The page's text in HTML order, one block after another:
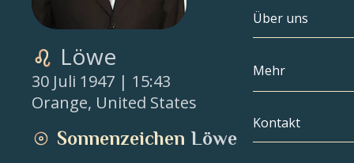
Widder
Stier
Krebs
Über uns
Mehr
Kompatibilität
Kontakt
Löwe
30 Juli 1947 | 15:43
Orange, United States
Sonnenzeichen Löwe